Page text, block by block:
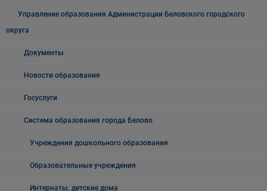
Управление образования Администрации Беловского городского
округа
Документы
Новости образования
Госуслуги
Система образования города Белово
Учреждения дошкольного образования
Образовательные учреждения
Интернаты, детские дома